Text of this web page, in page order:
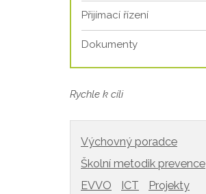
Přijímací řízení
Dokumenty
Rychle k cíli
Výchovný poradce
Školní metodik prevence
EVVO
ICT
Projekty